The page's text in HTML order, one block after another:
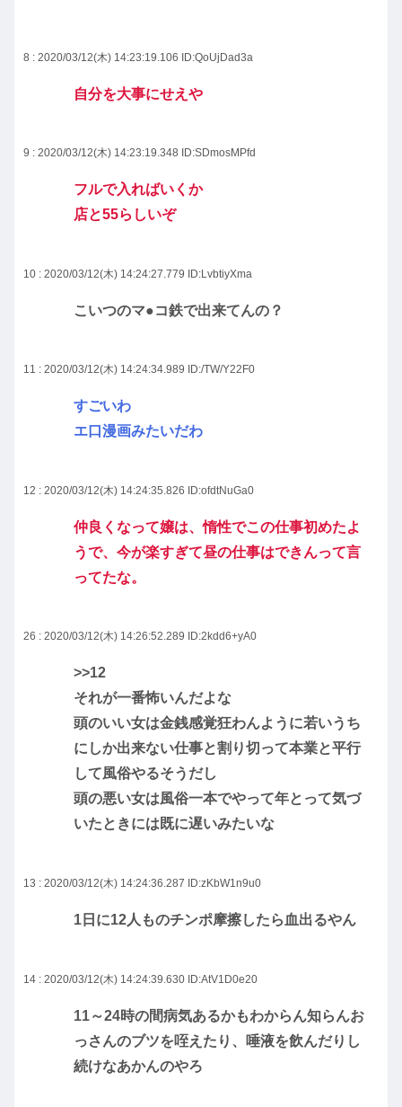
8 : 2020/03/12(木) 14:23:19.106 ID:QoUjDad3a
自分を大事にせえや
9 : 2020/03/12(木) 14:23:19.348 ID:SDmosMPfd
フルで入ればいくか
店と55らしいぞ
10 : 2020/03/12(木) 14:24:27.779 ID:LvbtiyXma
こいつのマ●コ鉄で出来てんの？
11 : 2020/03/12(木) 14:24:34.989 ID:/TW/Y22F0
すごいわ
エ口漫画みたいだわ
12 : 2020/03/12(木) 14:24:35.826 ID:ofdtNuGa0
仲良くなって嬢は、惰性でこの仕事初めたよ
うで、今が楽すぎて昼の仕事はできんって言
ってたな。
26 : 2020/03/12(木) 14:26:52.289 ID:2kdd6+yA0
>>12
それが一番怖いんだよな
頭のいい女は金銭感覚狂わんように若いうち
にしか出来ない仕事と割り切って本業と平行
して風俗やるそうだし
頭の悪い女は風俗一本でやって年とって気づ
いたときには既に遅いみたいな
13 : 2020/03/12(木) 14:24:36.287 ID:zKbW1n9u0
1日に12人ものチンポ摩擦したら血出るやん
14 : 2020/03/12(木) 14:24:39.630 ID:AtV1D0e20
11～24時の間病気あるかもわからん知らんお
っさんのブツを咥えたり、唾液を飲んだりし
続けなあかんのやろ